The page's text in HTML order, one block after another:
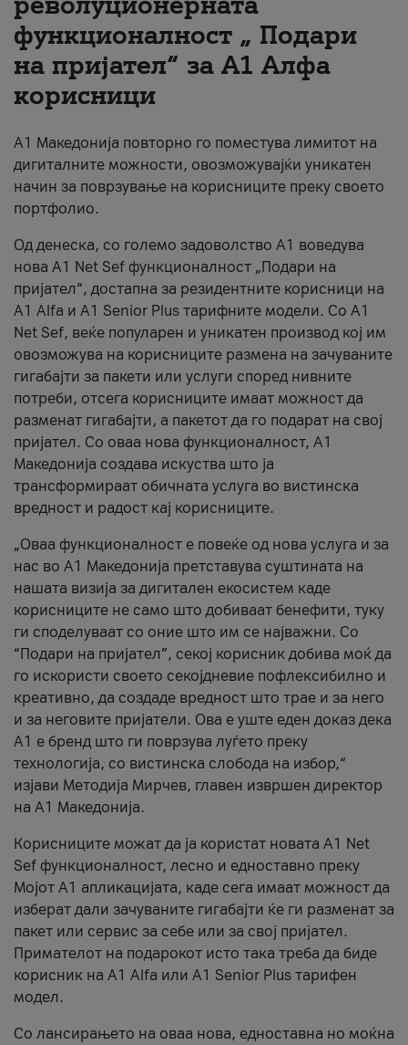
За нас
#ПодобарОнлајн
функционалност „ Подари
на пријател“ за А1 Алфа
корисници
А1 Македонија повторно го поместува лимитот на
дигиталните можности, овозможувајќи уникатен
начин за поврзување на корисниците преку своето
портфолио.
Од денеска, со големо задоволство А1 воведува
нова A1 Net Sef функционалност „Подари на
пријател“, достапна за резидентните корисници на
А1 Alfa и A1 Senior Plus тарифните модели. Со A1
Net Sef, веќе популарен и уникатен производ кој им
овозможува на корисниците размена на зачуваните
гигабајти за пакети или услуги според нивните
потреби, отсега корисниците имаат можност да
разменат гигабајти, а пакетот да го подарат на свој
пријател. Со оваа нова функционалност, А1
Македонија создава искуства што ја
трансформираат обичната услуга во вистинска
вредност и радост кај корисниците.
„Оваа функционалност е повеќе од нова услуга и за
нас во А1 Македонија претставува суштината на
нашата визија за дигитален екосистем каде
корисниците не само што добиваат бенефити, туку
ги споделуваат со оние што им се најважни. Со
“Подари на пријател”, секој корисник добива моќ да
го искористи своето секојдневие пофлексибилно и
креативно, да создаде вредност што трае и за него
и за неговите пријатели. Ова е уште еден доказ дека
А1 е бренд што ги поврзува луѓето преку
технологија, со вистинска слобода на избор,“
изјави Методија Мирчев, главен извршен директор
на А1 Македонија.
Корисниците можат да ја користат новата А1 Net
Sef функционалност, лесно и едноставно преку
Мојот А1 апликацијата, каде сега имаат можност да
изберат дали зачуваните гигабајти ќе ги разменат за
пакет или сервис за себе или за свој пријател.
Примателот на подарокот исто така треба да биде
корисник на А1 Alfa или A1 Senior Plus тарифен
модел.
Со лансирањето на оваа нова, едноставна но моќна